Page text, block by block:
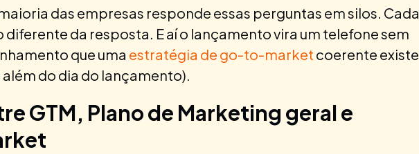
das empresas responde essas perguntas em silos. Cada
diferente da resposta. E aí o lançamento vira um telefone sem
que uma estratégia de go-to-market coerente existe
além do dia do lançamento).
GTM, Plano de Marketing geral e